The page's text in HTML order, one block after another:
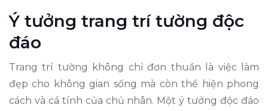
Ý tưởng trang trí tường độc
đáo
Trang trí tường không chỉ đơn thuần là việc làm
đẹp cho không gian sống mà còn thể hiện phong
cách và cá tính của chủ nhân. Một ý tưởng độc đáo